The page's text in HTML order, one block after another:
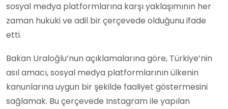
sosyal medya platformlarına karşı yaklaşımının her
zaman hukuki ve adil bir çerçevede olduğunu ifade
etti.
Bakan Uraloğlu’nun açıklamalarına göre, Türkiye’nin
asıl amacı, sosyal medya platformlarının ülkenin
kanunlarına uygun bir şekilde faaliyet göstermesini
sağlamak. Bu çerçevede Instagram ile yapılan